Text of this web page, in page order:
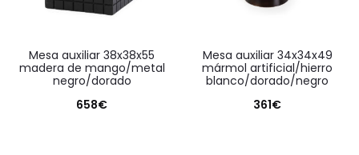
mesa auxiliar 38x38x55
madera de mango/metal
negro/dorado
658€
mesa auxiliar 34x34x49
mármol artificial/hierro
blanco/dorado/negro
361€